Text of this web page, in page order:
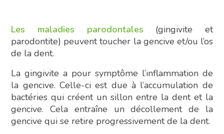
Les maladies parodontales (gingivite et
parodontite) peuvent toucher la gencive et/ou l’os
de la dent.
La gingivite a pour symptôme l’inflammation de
la gencive. Celle-ci est due à l’accumulation de
bactéries qui créent un sillon entre la dent et la
gencive. Cela entraîne un décollement de la
gencive qui se retire progressivement de la dent.